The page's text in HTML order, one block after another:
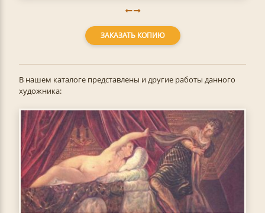
ЗАКАЗАТЬ КОПИЮ
В нашем каталоге представлены и другие работы данного
художника: